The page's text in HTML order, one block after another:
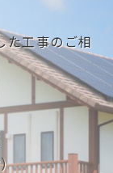
た工事のご相
)